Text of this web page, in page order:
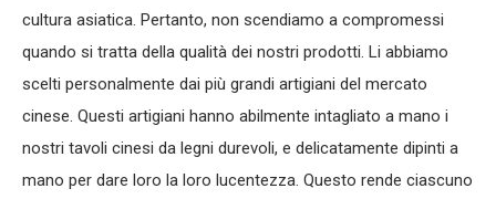
cultura asiatica. Pertanto, non scendiamo a compromessi
quando si tratta della qualità dei nostri prodotti. Li abbiamo
scelti personalmente dai più grandi artigiani del mercato
cinese. Questi artigiani hanno abilmente intagliato a mano i
nostri tavoli cinesi da legni durevoli, e delicatamente dipinti a
mano per dare loro la loro lucentezza. Questo rende ciascuno